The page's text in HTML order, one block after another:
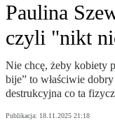
Paulina
czyli "nikt
Nie chcę, żeby kobiety
bije” to właściwie
destrukcyjna co ta
Publikacja: 18.11.2025 21:18